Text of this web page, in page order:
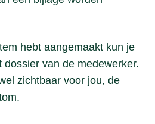
hebt aangemaakt kun je
van de medewerker.
zichtbaar voor jou, de